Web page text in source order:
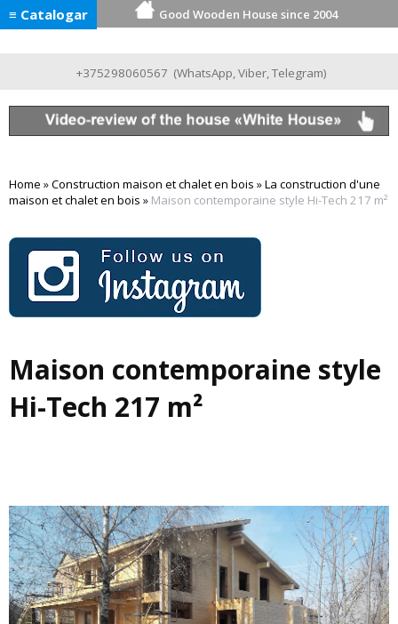
≡ Catalogar Good Wooden House since 2004
+375298060567 (WhatsApp,Viber,Telegram)
Home »Construction maison et chalet en bois »La construction d'une
maison et chalet en bois » Maison contemporaine style Hi-Tech 217 m²
Maison contemporaine style
Hi-Tech 217 m²